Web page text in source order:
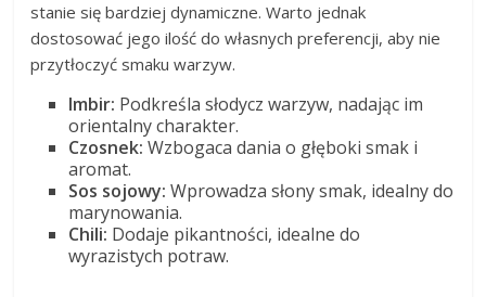
stanie się bardziej dynamiczne. Warto jednak
dostosować jego ilość do własnych preferencji, aby nie
przytłoczyć smaku warzyw.
Imbir: Podkreśla słodycz warzyw, nadając im
orientalny charakter.
Czosnek: Wzbogaca dania o głęboki smak i
aromat.
Sos sojowy: Wprowadza słony smak, idealny do
marynowania.
Chili: Dodaje pikantności, idealne do
wyrazistych potraw.